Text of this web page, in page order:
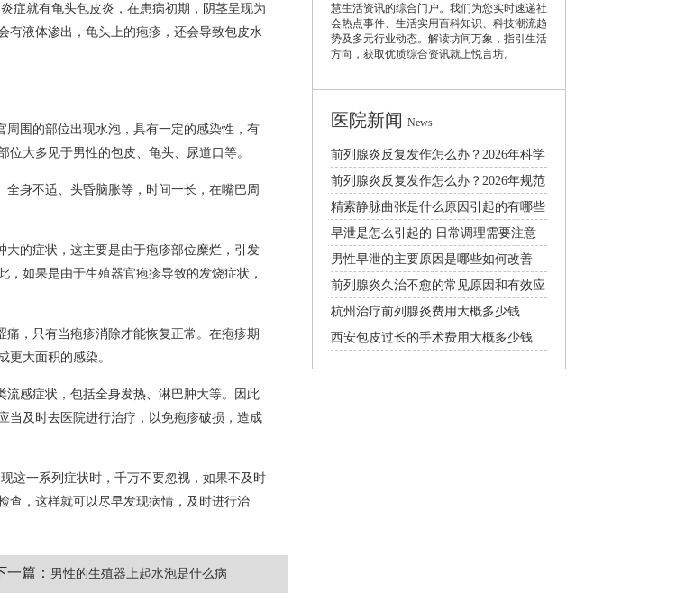
症就有龟头包皮炎，在患病初期，阴茎呈现为
有液体渗出，龟头上的疱疹，还会导致包皮水
围的部位出现水泡，具有一定的感染性，有
大多见于男性的包皮、龟头、尿道口等。
身不适、头昏脑胀等，时间一长，在嘴巴周
的症状，这主要是由于疱疹部位糜烂，引发
如果是由于生殖器官疱疹导致的发烧症状，
，只有当疱疹消除才能恢复正常。在疱疹期
更大面积的感染。
感症状，包括全身发热、淋巴肿大等。因此
当及时去医院进行治疗，以免疱疹破损，造成
这一系列症状时，千万不要忽视，如果不及时
查，这样就可以尽早发现病情，及时进行治
一篇： 男性的生殖器上起水泡是什么病
慧生活资讯的综合门户。我们为您实时速递社
会热点事件、生活实用百科知识、科技潮流趋
势及多元行业动态。解读坊间万象，指引生活
方向，获取优质综合资讯就上悦言坊。
医院新闻 News
前列腺炎反复发作怎么办？2026年科学
治疗与预防全攻略
前列腺炎反复发作怎么办？2026年规范
治疗与日常护理指南
精索静脉曲张是什么原因引起的有哪些
症状需要手术吗
早泄是怎么引起的 日常调理需要注意
什么
男性早泄的主要原因是哪些如何改善
前列腺炎久治不愈的常见原因和有效应
对方法
杭州治疗前列腺炎费用大概多少钱
西安包皮过长的手术费用大概多少钱